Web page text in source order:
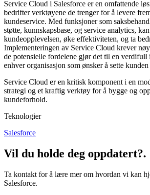
Service Cloud i Salesforce er en omfattende
bedrifter verktøyene de trenger for å levere
kundeservice. Med funksjoner som
støtte, kunnskapsbase, og service analytics,
kundeopplevelsen, øke effektiviteten, og ta
Implementeringen av Service Cloud krever
de potensielle fordelene gjør det til en verdifull
enhver organisasjon som ønsker å sette
Service Cloud er en kritisk komponent i en
strategi og et kraftig verktøy for å bygge og
kundeforhold.
Teknologier
Salesforce
Vil du holde deg oppdatert?.
Ta kontakt for å lære mer om hvordan vi kan
Salesforce.